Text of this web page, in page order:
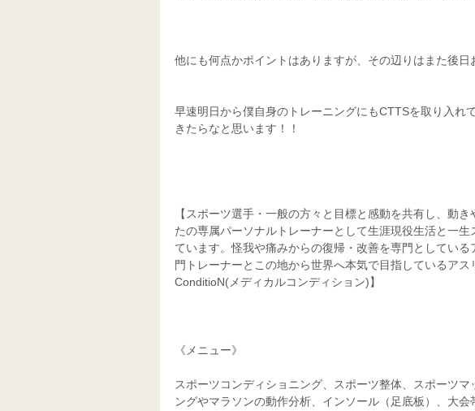
他にも何点かポイントはありますが、その辺りはまた後日
早速明日から僕自身のトレーニングにもCTTSを取り入れ
きたらなと思います！！
【スポーツ選手・一般の方々と目標と感動を共有し、動
たの専属パーソナルトレーナーとして生涯現役生活と一
ています。怪我や痛みからの復帰・改善を専門としてい
門トレーナーとこの地から世界へ本気で目指しているア
ConditioN(メディカルコンディション)】
《メニュー》
スポーツコンディショニング、スポーツ整体、スポーツ
ングやマラソンの動作分析、インソール（足底板）、大会